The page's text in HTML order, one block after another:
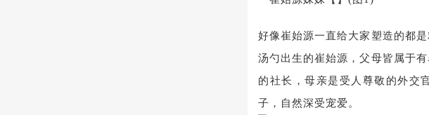
好像崔始源一直给大家塑造的都
汤勺出生的崔始源，父母皆属于
的社长，母亲是受人尊敬的外交
子，自然深受宠爱。